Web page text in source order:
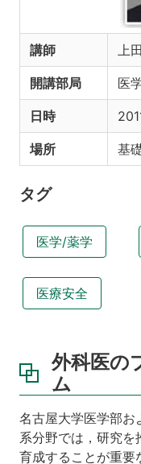
講師 上
開講部局 医
日時
場所 基
タグ
医学/薬学
医療安全
外科医の
ム
名古屋大学医学部お
系分野では，研究を
育成することが重要